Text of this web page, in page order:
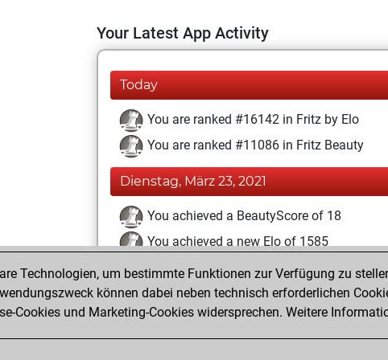
Your Latest App Activity
Today
You are ranked #16142 in Fritz by Elo
You are ranked #11086 in Fritz Beauty
Dienstag, März 23, 2021
You achieved a BeautyScore of 18
You achieved a new Elo of 1585
Sonntag, März 21, 2021
You created your Fritz account
Technologien, um bestimmte Funktionen zur Verfügung zu
können dabei neben technisch erforderlichen
Cookies und Marketing-Cookies widersprechen. Weitere